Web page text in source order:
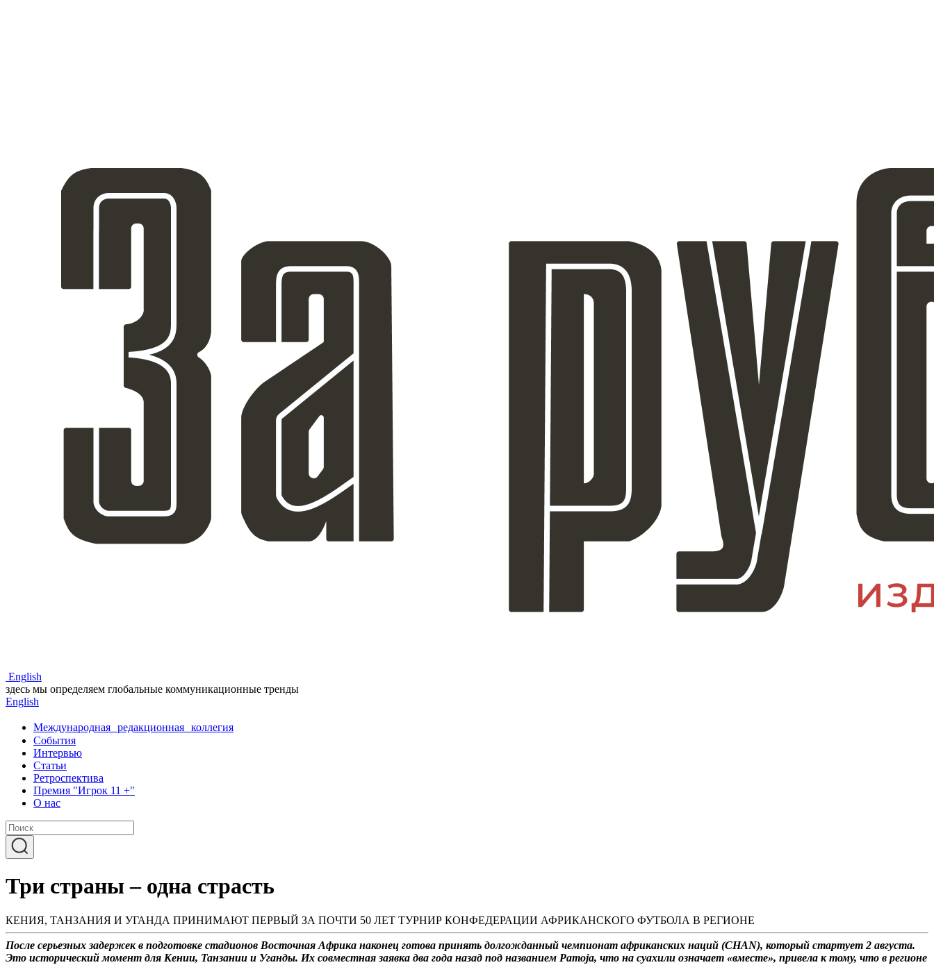
English
здесь мы определяем глобальные коммуникационные тренды
English
Международная редакционная коллегия
События
Интервью
Статьи
Ретроспектива
Премия "Игрок 11 +"
О нас
Три страны – одна страсть
КЕНИЯ, ТАНЗАНИЯ И УГАНДА ПРИНИМАЮТ ПЕРВЫЙ ЗА ПОЧТИ 50 ЛЕТ ТУРНИР КОНФЕДЕРАЦИИ АФРИКАНСКОГО ФУТБОЛА В РЕГИОНЕ
После серьезных задержек в подготовке стадионов Восточная Африка наконец готова принять долгожданный чемпионат африканских наций (CHAN), который стартует 2 августа.
Это исторический момент для Кении, Танзании и Уганды. Их совместная заявка два года назад под названием Pamoja, что на суахили означает «вместе», привела к тому, что в регионе